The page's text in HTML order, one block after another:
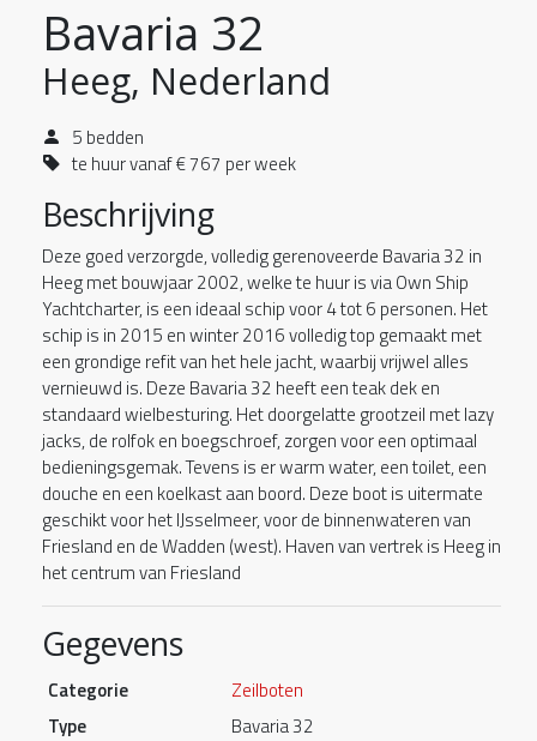
Bavaria 32
Heeg, Nederland
5 bedden
te huur vanaf € 767 per week
Beschrijving
Deze goed verzorgde, volledig gerenoveerde Bavaria 32 in
Heeg met bouwjaar 2002, welke te huur is via Own Ship
Yachtcharter, is een ideaal schip voor 4 tot 6 personen. Het
schip is in 2015 en winter 2016 volledig top gemaakt met
een grondige refit van het hele jacht, waarbij vrijwel alles
vernieuwd is. Deze Bavaria 32 heeft een teak dek en
standaard wielbesturing. Het doorgelatte grootzeil met lazy
jacks, de rolfok en boegschroef, zorgen voor een optimaal
bedieningsgemak. Tevens is er warm water, een toilet, een
douche en een koelkast aan boord. Deze boot is uitermate
geschikt voor het IJsselmeer, voor de binnenwateren van
Friesland en de Wadden (west). Haven van vertrek is Heeg in
het centrum van Friesland
Gegevens
Categorie
Zeilboten
Type
Bavaria 32